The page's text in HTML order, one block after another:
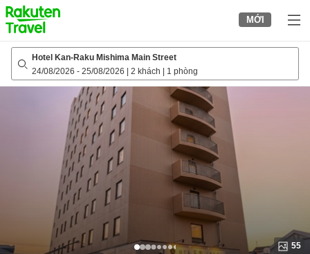
to
top
page
MỚI
Hotel Kan-Raku Mishima Main Street
24/08/2026 - 25/08/2026 2 khách 1 phòng
55